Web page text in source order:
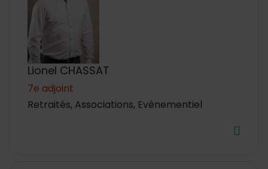
Lionel CHASSAT
7e adjoint
Retraités, Associations, Evènementiel